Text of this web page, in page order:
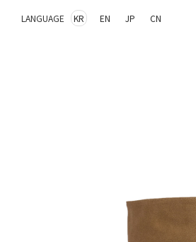
LANGUAGE KR EN JP CN